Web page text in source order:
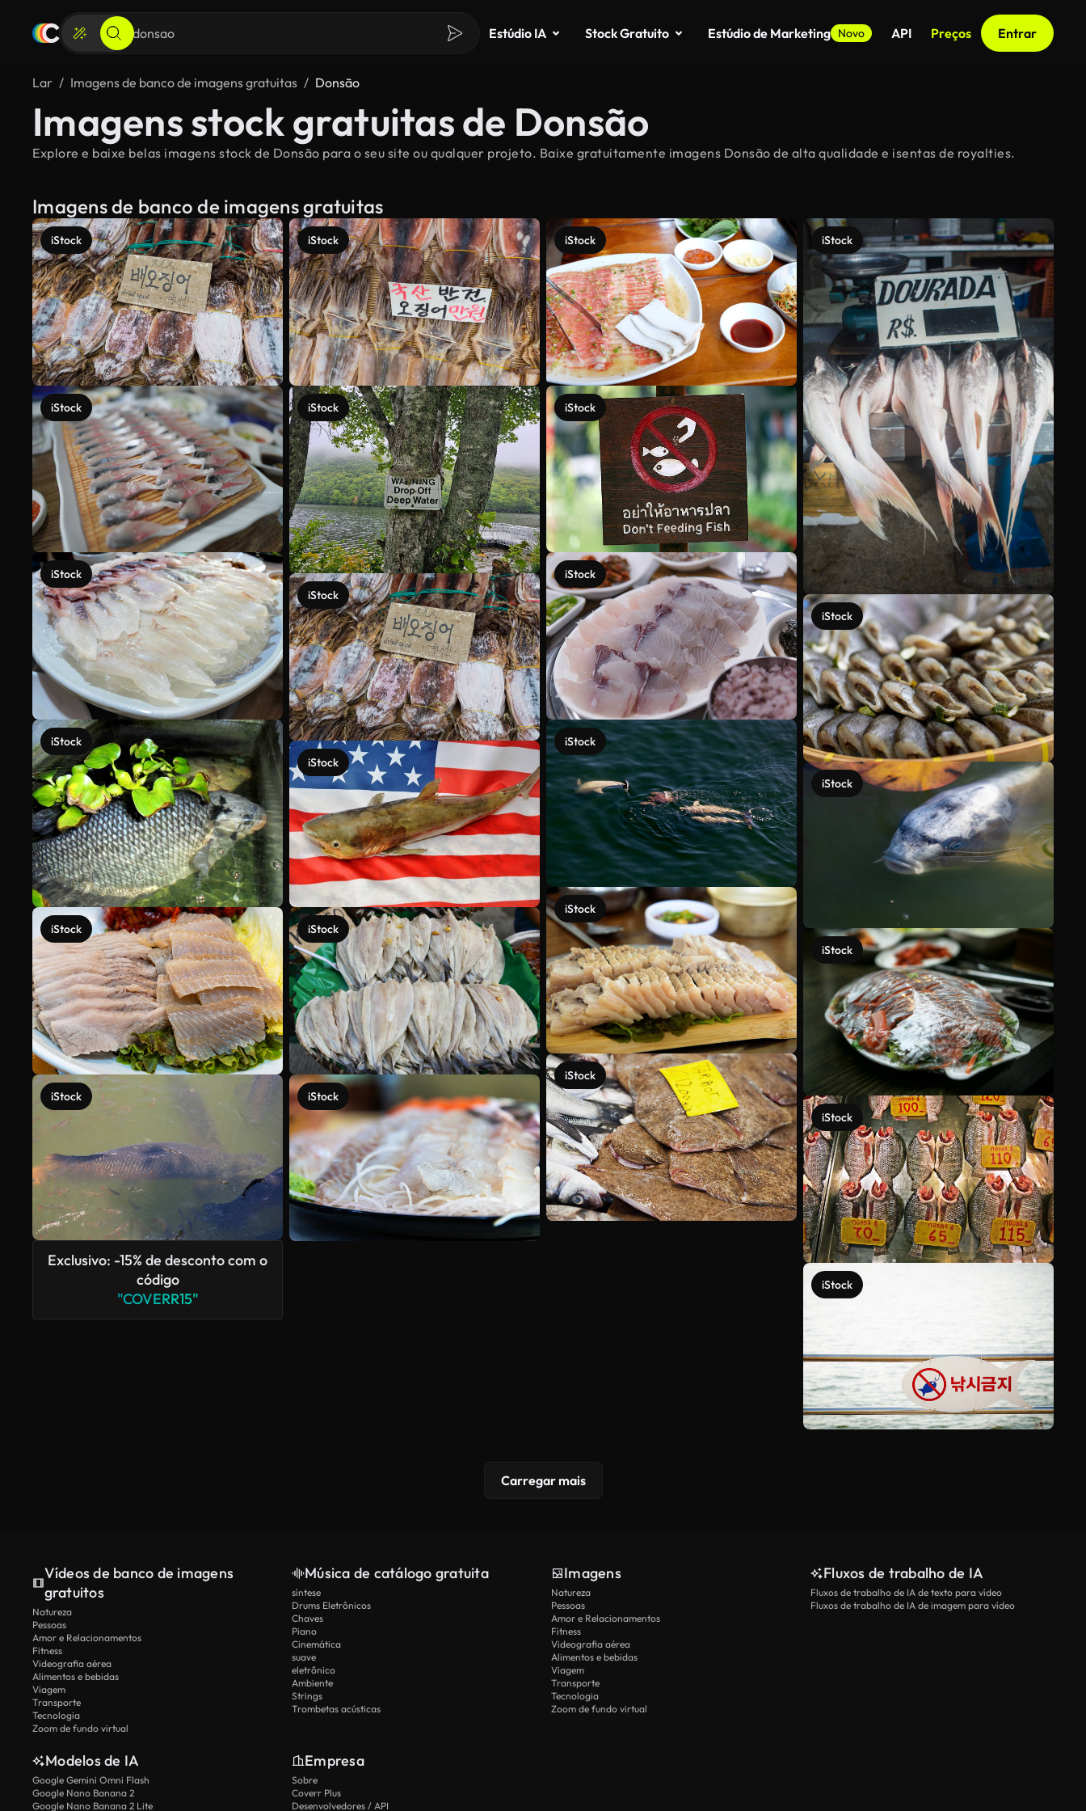
Estúdio IA Stock Gratuito Estúdio de Marketing Novo API Preços Entrar
Lar Imagens de banco de imagens gratuitas Donsão
Imagens stock gratuitas de Donsão
Explore e baixe belas imagens stock de Donsão para o seu site ou qualquer projeto. Baixe gratuitamente imagens Donsão de alta qualidade e isentas de royalties.
Imagens de banco de imagens gratuitas
iStock
iStock
iStock
iStock
iStock
iStock
Exclusivo: -15% de desconto com o
código
"COVERR15"
iStock
iStock
iStock
iStock
iStock
iStock
iStock
iStock
iStock
iStock
iStock
iStock
iStock
iStock
iStock
iStock
iStock
iStock
Carregar mais
Vídeos de banco de imagens
gratuitos
Natureza
Pessoas
Amor e Relacionamentos
Fitness
Videografia aérea
Alimentos e bebidas
Viagem
Transporte
Tecnologia
Zoom de fundo virtual
Música de catálogo gratuita
síntese
Drums Eletrônicos
Chaves
Piano
Cinemática
suave
eletrônico
Ambiente
Strings
Trombetas acústicas
Imagens
Natureza
Pessoas
Amor e Relacionamentos
Fitness
Videografia aérea
Alimentos e bebidas
Viagem
Transporte
Tecnologia
Zoom de fundo virtual
Fluxos de trabalho de IA
Fluxos de trabalho de IA de texto para vídeo
Fluxos de trabalho de IA de imagem para vídeo
Modelos de IA
Google Gemini Omni Flash
Google Nano Banana 2
Google Nano Banana 2 Lite
Empresa
Sobre
Coverr Plus
Desenvolvedores / API